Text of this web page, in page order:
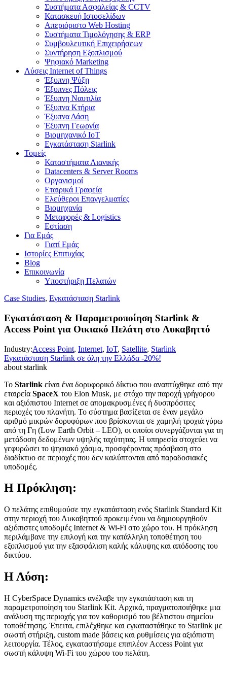
Συστήματα Ασφαλείας & CCTV
Κατασκευή Ιστοσελίδων
Απεριόριστο Web Hosting
Συστήματα Τιμολόγησης & ERP
Συμβουλευτική Επιχειρήσεων
Συντήρηση Εξοπλισμού
Ψηφιακό Marketing
Λύσεις Internet of Things
Έξυπνη Ψύξη
Έξυπνες Πόλεις
Έξυπνη Ναυτιλία
Έξυπνα Κτήρια
Έξυπνα Δάση
Έξυπνη Γεωργία
Βιομηχανικό IoT
Εγκατάσταση Starlink
Τομείς
Καταστήματα Λιανικής
Datacenters & Server Rooms
Οργανισμοί
Εταιρικά Γραφεία
Ελεύθεροι Επαγγελματίες
Βιομηχανία
Μεταφορές & Logistics
Εστίαση
Για Εμάς
Γιατί Εμάς
Ιστορίες Επιτυχίας
Blog
Επικοινωνία
Υποστήριξη Πελατών
Case Studies, Εγκατάσταση Starlink
Εγκατάσταση & Παραμετροποίηση Starlink &
Access Point για Οικιακό Πελάτη στo Λυκαβηττό
Industry:Access Point, Internet, IoT, Satellite, Starlink
Εγκατάσταση Starlink σε όλη την Ελλάδα -20%!
about starlink
Το Starlink είναι ένα δορυφορικό δίκτυο που αναπτύχθηκε από την
εταιρεία SpaceX του Elon Musk, με στόχο την παροχή γρήγορου
και αξιόπιστου Internet σε απομακρυσμένες ή δυσπρόσιτες
περιοχές του πλανήτη. Το σύστημα βασίζεται σε έναν μεγάλο
αριθμό μικρών δορυφόρων που βρίσκονται σε χαμηλή τροχιά γύρω
από τη Γη (Low Earth Orbit – LEO), οι οποίοι συνεργάζονται για τη
μετάδοση δεδομένων υψηλής ταχύτητας. Η υπηρεσία στοχεύει να
γεφυρώσει το ψηφιακό χάσμα, προσφέροντας πρόσβαση στο
διαδίκτυο σε περιοχές που δεν καλύπτονται από παραδοσιακές
υποδομές.
Η Πρόκληση:
Ο πελάτης επιθυμούσε την εγκατάσταση ενός Starlink Standard Kit
στην περιοχή του Λυκαβηττού προκειμένου να δημιουργηθούν
αξιόπιστες υποδομές Internet & Wi-Fi στο χώρο του. Η πρόκληση
περιλάμβανε την επιλογή και την κατάλληλη τοποθέτηση του
εξοπλισμού για την εξασφάλιση καλής κάλυψης και απόδοσης του
δικτύου.
Η Λύση:
Η CyberSpace Dynamics ανέλαβε την εγκατάσταση και τη
παραμετροποίηση του Starlink Kit. Αρχικά, πραγματοποιήθηκε μια
ανάλυση της περιοχής για τον καθορισμό του βέλτιστου σημείου
τοποθέτησης. Έπειτα, επιλέχθηκε και εγκαταστάθηκε το Starlink με
σωστή στήριξη, custom made βάσεις και ρυθμίσεις για αξιόπιστη
λειτουργία. Τέλος, εγκαταστήσαμε επιπλέον Access Point για
σωστή κάλυψη Wi-Fi του χώρου του πελάτη.